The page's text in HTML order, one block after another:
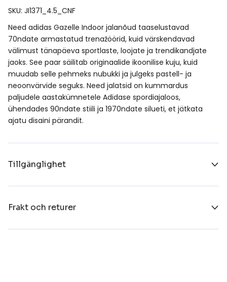
SKU: JI1371_4.5_CNF
Need adidas Gazelle Indoor jalanõud taaselustavad
70ndate armastatud trenažöörid, kuid värskendavad
välimust tänapäeva sportlaste, loojate ja trendikandjate
jaoks. See paar säilitab originaalide ikoonilise kuju, kuid
muudab selle pehmeks nubukki ja julgeks pastell- ja
neoonvärvide seguks. Need jalatsid on kummardus
paljudele aastakümnetele Adidase spordiajaloos,
ühendades 90ndate stiili ja 1970ndate silueti, et jätkata
ajatu disaini pärandit.
Tillgänglighet
Frakt och returer